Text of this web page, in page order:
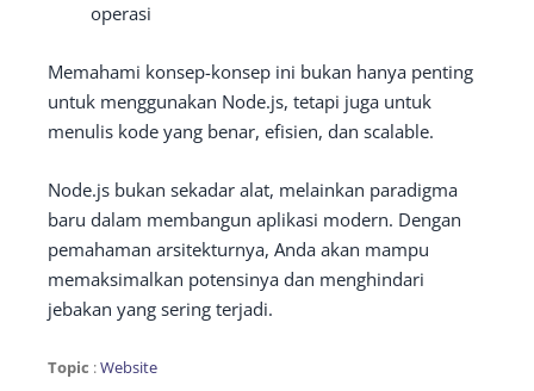
operasi
Memahami konsep-konsep ini bukan hanya penting
untuk menggunakan Node.js, tetapi juga untuk
menulis kode yang benar, efisien, dan scalable.
Node.js bukan sekadar alat, melainkan paradigma
baru dalam membangun aplikasi modern. Dengan
pemahaman arsitekturnya, Anda akan mampu
memaksimalkan potensinya dan menghindari
jebakan yang sering terjadi.
Topic :Website